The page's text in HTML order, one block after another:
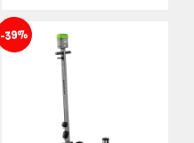
-39%